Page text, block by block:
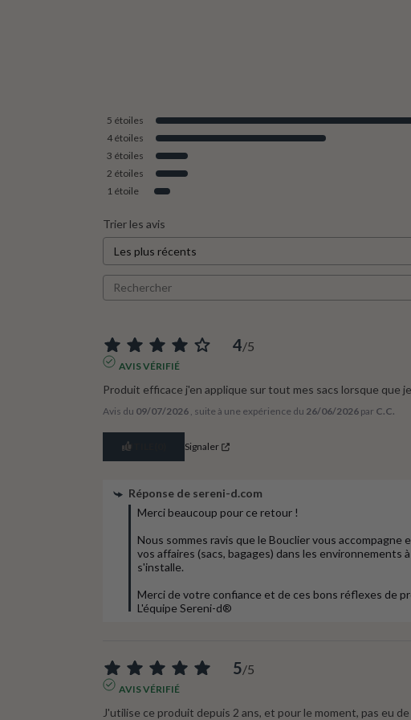
5 étoiles
4 étoiles
3 étoiles
2 étoiles
1 étoile
Trier les avis
4/5
AVIS VÉRIFIÉ
Produit efficace j'en applique sur tout mes sacs lorsque que
Avis du 09/07/2026 , suite à une expérience du 26/06/2026 par C.C.
UTILE Signaler
Réponse de sereni-d.com
Merci beaucoup pour ce retour !
Nous sommes ravis que le Bouclier vous
vos affaires (sacs, bagages) dans les
s'installe.
Merci de votre confiance et de ces bons réflexes de
L'équipe Sereni-d®
5/5
AVIS VÉRIFIÉ
J'utilise ce produit depuis 2 ans, et pour le moment, pas eu